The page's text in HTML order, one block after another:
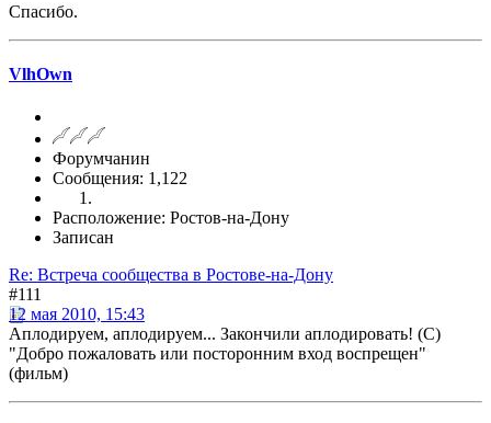
Спасибо.
VlhOwn
Форумчанин
Сообщения: 1,122
Расположение: Ростов-на-Дону
Записан
Re: Встреча сообщества в Ростове-на-Дону
#111
12 мая 2010, 15:43
Аплодируем, аплодируем... Закончили аплодировать! (С)
"Добро пожаловать или посторонним вход воспрещен"
(фильм)